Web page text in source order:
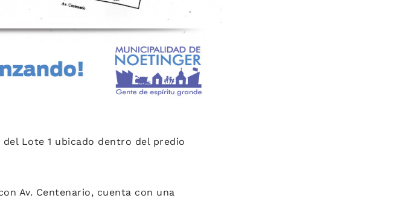
Lote 1 ubicado dentro del predio
Av. Centenario, cuenta con una